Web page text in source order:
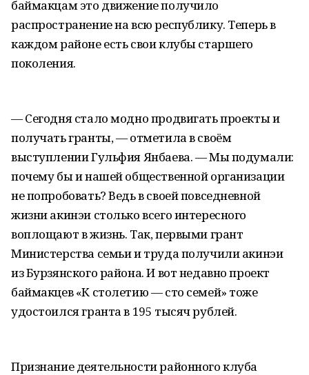
баймакцам это движение получило
распространение на всю республику. Теперь в
каждом районе есть свои клубы старшего
поколения.
— Сегодня стало модно продвигать проекты и
получать гранты, — отметила в своём
выступлении Гульфия Янбаева. — Мы подумали:
почему бы и нашей общественной организации
не попробовать? Ведь в своей повседневной
жизни акинэи столько всего интересного
воплощают в жизнь. Так, первыми грант
Министерства семьи и труда получили акинэи
из Бурзянского района. И вот недавно проект
баймакцев «К столетию — сто семей» тоже
удостоился гранта в 195 тысяч рублей.
Признание деятельности районного клуба